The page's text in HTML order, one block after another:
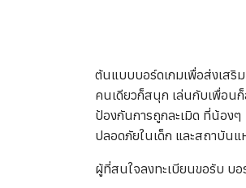
ต้นแบบบอร์ดเกมเพื่อส่งเส
คนเดียวก็สนุก เล่นกับเพื่อน
ป้องกันการถูกละเมิด ที่น้องๆ
ปลอดภัยในเด็ก และสถาบัน
ผู้ที่สนใจลงทะเบียนขอรับ บ